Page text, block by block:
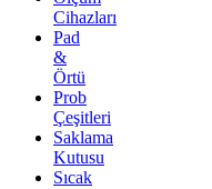
Cihazları
Pad
&
Örtü
Prob
Çeşitleri
Saklama
Kutusu
Sıcak